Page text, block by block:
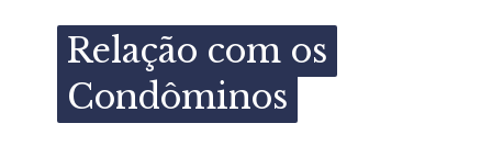
Relação com os
Condôminos
Relação com os
Condôminos